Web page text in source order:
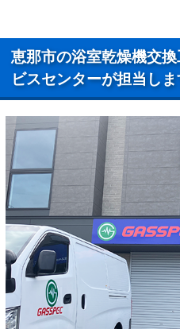
恵那市の浴室乾燥機交
ビスセンターが担当しま